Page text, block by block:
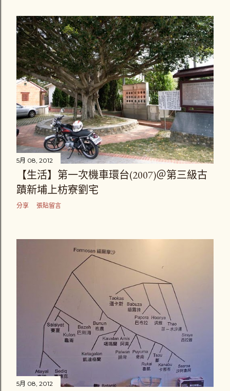
5月 08, 2012
【生活】第一次機車環台(2007)＠第三級古
蹟新埔上枋寮劉宅
分享 張貼留言
5月 08, 2012